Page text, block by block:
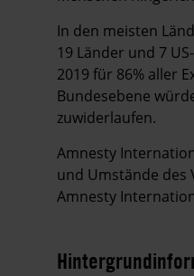
In den meisten
19 Länder und 7
2019 für 86% aller
Bundesebene
zuwiderlaufen.
Amnesty
und Umstände des
Amnesty